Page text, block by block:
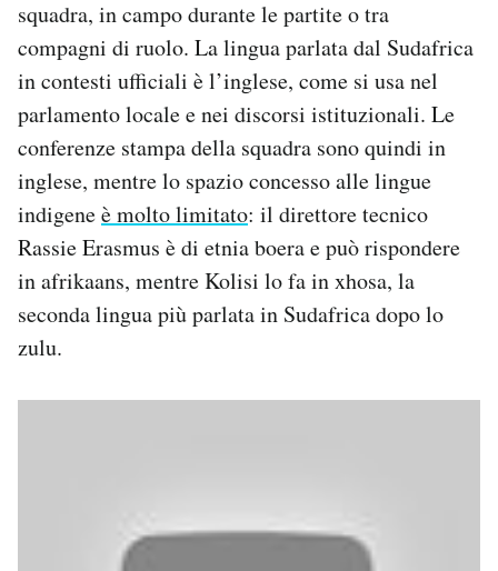
squadra, in campo durante le partite o tra
compagni di ruolo. La lingua parlata dal Sudafrica
in contesti ufficiali è l’inglese, come si usa nel
parlamento locale e nei discorsi istituzionali. Le
conferenze stampa della squadra sono quindi in
inglese, mentre lo spazio concesso alle lingue
indigeneè molto limitato: il direttore tecnico
Rassie Erasmus è di etnia boera e può rispondere
in afrikaans, mentre Kolisi lo fa in xhosa, la
seconda lingua più parlata in Sudafrica dopo lo
zulu.